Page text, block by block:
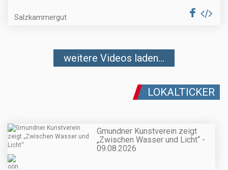
Salzkammergut
weitere Videos laden...
LOKALTICKER
Gmundner Kunstverein zeigt
„Zwischen Wasser und Licht“ -
09.08.2026